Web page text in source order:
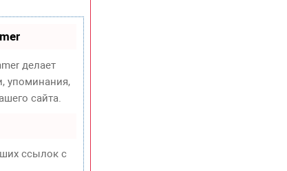
делает
упоминания,
сайта.
ссылок с